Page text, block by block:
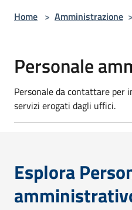
Home > Amministrazione >
Personale
Personale da contattare per
servizi erogati dagli uffici.
Esplora